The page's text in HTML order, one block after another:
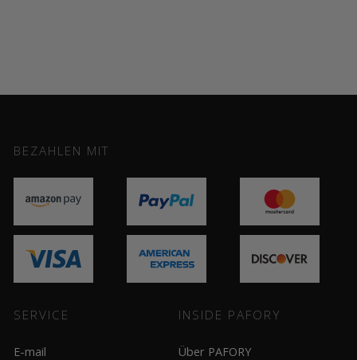
BEZAHLEN MIT
SERVICE
E-mail
INSIDE PAFORY
Über PAFORY